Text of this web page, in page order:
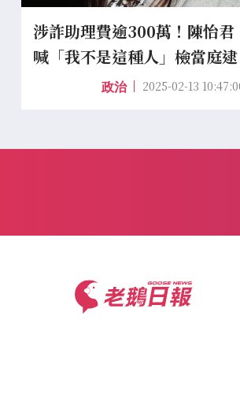
涉詐助理費逾300萬！陳怡君
喊「我不是這種人」檢當庭逮
政治 2025-02-13